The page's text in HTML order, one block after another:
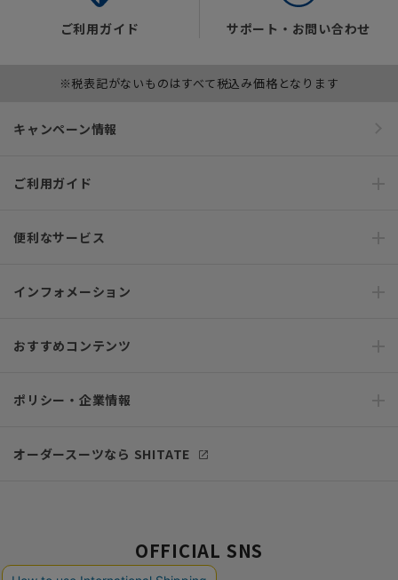
ご利用ガイド サポート・お問い合わせ
※税表記がないものはすべて税込み価格となります
キャンペーン情報
ご利用ガイド
便利なサービス
インフォメーション
おすすめコンテンツ
ポリシー・企業情報
オーダースーツなら SHITATE
OFFICIAL SNS